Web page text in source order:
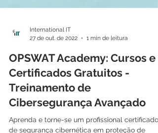
27 de out. de 2022
1 min de leitura
OPSWAT Academy: Cursos e
Certificados Gratuitos -
Treinamento de
Cibersegurança Avançado